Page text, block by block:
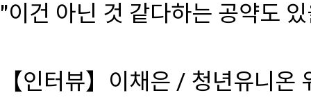
"이건 아닌 것 같다하는 공약도
【인터뷰】이채은 / 청년유니온